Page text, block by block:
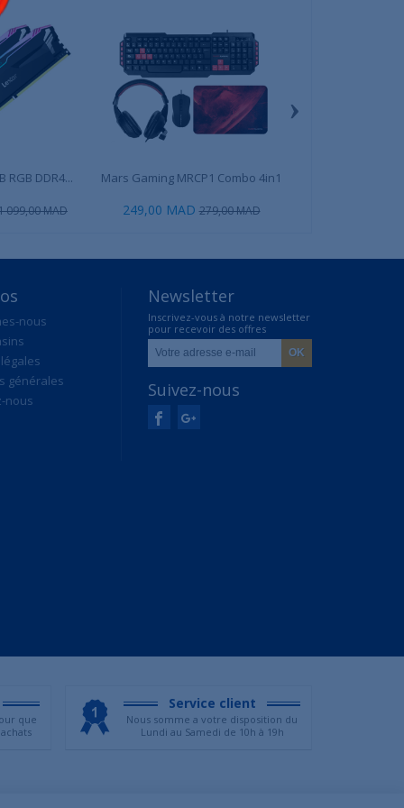
RGB DDR4...
099,00 MAD
Mars Gaming MRCP1 Combo 4in1
249,00 MAD 279,00 MAD
›
nous
générales
nous
Newsletter
Inscrivez-vous à notre newsletter
pour recevoir des offres
exclusives
Suivez-nous
que
Service client
Nous somme a votre disposition du
Lundi au Samedi de 10h à 19h